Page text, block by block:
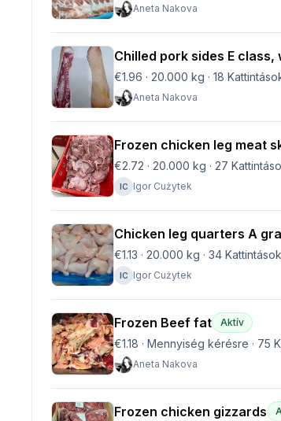
Aneta Nakova
Chilled pork sides E
€1.96 · 20.000 kg ·18
Aneta Nakova
Frozen chicken leg meat
€2.72 · 20.000 kg · 27
IC Igor Cużytek
Chicken leg quarters A
€1.13 · 20.000 kg ·34 Kattintások
IC Igor Cużytek
Frozen Beef fat Aktív
€1.18 · Mennyiség kérésre · 75
Aneta Nakova
Frozen chicken gizzards